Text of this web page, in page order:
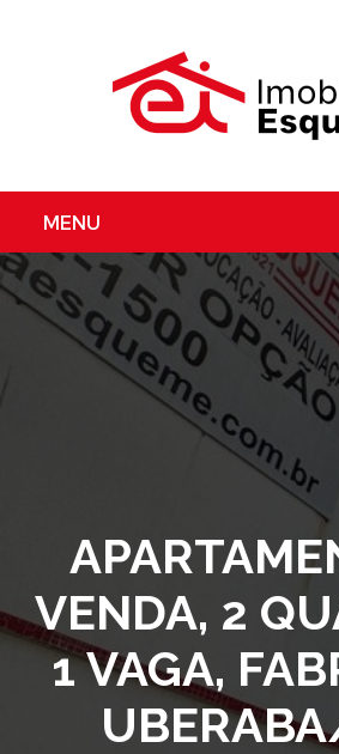
VENDA, 2
1 VAGA,